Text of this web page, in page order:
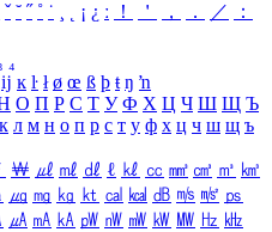
ˇ ˘ ˝ ˚ ˙ ¸ ¡ ¿ ː ！ ＇ ， ． ／
：
₄
ĳ ĸ ŀ ł ø œ ß þ ŧ ŋ ŉ
О П Р С Т У Ф Х Ц Ч Ш Щ Ъ
к л м н о п р с т у ф х ц ч ш щ ъ
￦ ㎕ ㎖ ㎗ ℓ ㎘ ㏄ ㎣ ㎤ ㎥ ㎦
㎍ ㎎ ㎏ ㏏ ㎈ ㎉ ㏈ ㎧ ㎨ ㎰
㎂ ㎃ ㎄ ㎺ ㎻ ㎽ ㎾ ㎿ ㎐ ㎑